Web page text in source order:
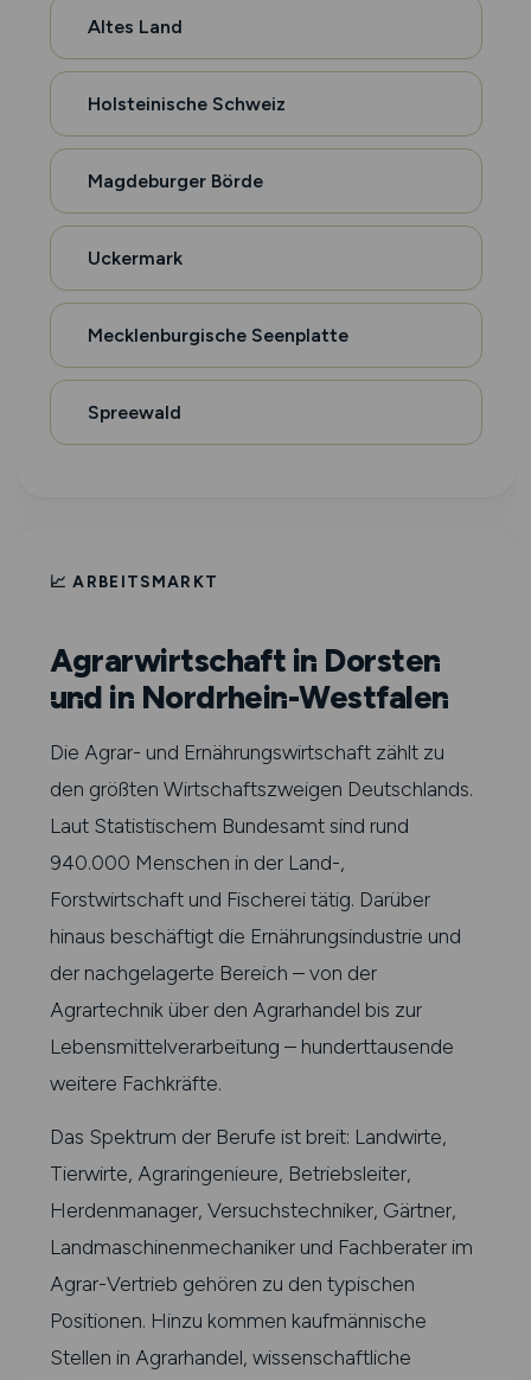
Altes Land
Holsteinische Schweiz
Magdeburger Börde
Uckermark
Mecklenburgische Seenplatte
Spreewald
📈 ARBEITSMARKT
Agrarwirtschaft in Dorsten
und in Nordrhein-Westfalen
Die Agrar- und Ernährungswirtschaft zählt zu
den größten Wirtschaftszweigen Deutschlands.
Laut Statistischem Bundesamt sind rund
940.000 Menschen in der Land-,
Forstwirtschaft und Fischerei tätig. Darüber
hinaus beschäftigt die Ernährungsindustrie und
der nachgelagerte Bereich – von der
Agrartechnik über den Agrarhandel bis zur
Lebensmittelverarbeitung – hunderttausende
weitere Fachkräfte.
Das Spektrum der Berufe ist breit: Landwirte,
Tierwirte, Agraringenieure, Betriebsleiter,
Herdenmanager, Versuchstechniker, Gärtner,
Landmaschinenmechaniker und Fachberater im
Agrar-Vertrieb gehören zu den typischen
Positionen. Hinzu kommen kaufmännische
Stellen in Agrarhandel, wissenschaftliche